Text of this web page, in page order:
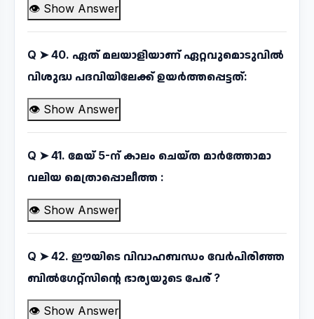
👁 Show Answer
Q ➤40. ഏത് മലയാളിയാണ് ഏറ്റവുമൊടുവിൽ
വിശുദ്ധ പദവിയിലേക്ക് ഉയർത്തപ്പെട്ടത്:
👁 Show Answer
Q ➤41. മേയ് 5-ന് കാലം ചെയ്ത മാർത്തോമാ
വലിയ മെത്രാപ്പൊലീത്ത :
👁 Show Answer
Q ➤42. ഈയിടെ വിവാഹബന്ധം വേർപിരിഞ്ഞ
ബിൽഗേറ്റ്സിന്റെ ഭാര്യയുടെ പേര് ?
👁 Show Answer